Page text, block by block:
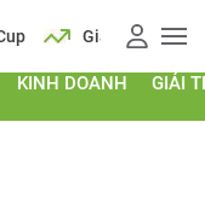
Giá vàng
KINH DOANH GIẢI